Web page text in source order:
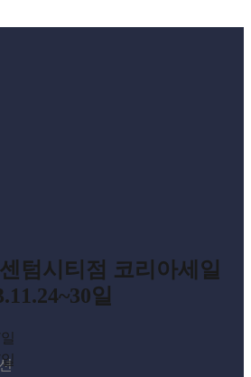
텀시티점 코리아세일
일